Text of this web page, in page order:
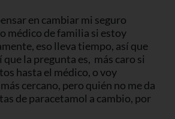
en cambiar mi seguro
médico de familia si estoy
eso lleva tiempo, así que
la pregunta es, más caro si
hasta el médico, o voy
cercano, pero quién no me da
de paracetamol a cambio, por